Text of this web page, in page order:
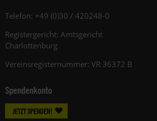
Telefon: +49 (0)30 / 420248-0
Registergericht: Amtsgericht
Charlottenburg
Vereinsregisternummer: VR 36372 B
Spendenkonto
JETZT SPENDEN!